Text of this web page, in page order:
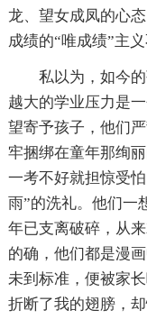
龙、望女成凤的心
成绩的“唯成绩”主
私以为，如今
越大的学业压力是
望寄予孩子，他们
牢捆绑在童年那绚
一考不好就担惊受
雨”的洗礼。他们一
年已支离破碎，从
的确，他们都是漫
未到标准，便被家
折断了我的翅膀，